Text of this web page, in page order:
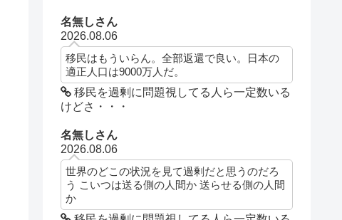
名無しさん
2026.08.06
移民はもういらん。全部返還で良い。日本の
適正人口は9000万人だ。
移民を過剰に問題視してる人ら一定数いる
けどさ・・・
名無しさん
2026.08.06
世界のどこの状況を見て過剰だと思うのだろ
う こいつは送る側の人間か 送らせる側の人間
か